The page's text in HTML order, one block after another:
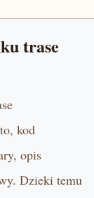
trase
kod
opis
Dzieki temu